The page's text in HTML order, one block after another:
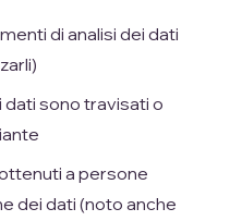
di analisi dei dati
dati sono travisati o
a persone
dei dati (noto anche